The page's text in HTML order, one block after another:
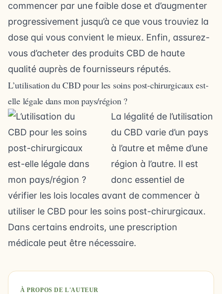
commencer par une faible dose et d’augmenter
progressivement jusqu’à ce que vous trouviez la
dose qui vous convient le mieux. Enfin, assurez-
vous d’acheter des produits CBD de haute
qualité auprès de fournisseurs réputés.
L’utilisation du CBD pour les soins post-chirurgicaux est-
elle légale dans mon pays/région ?
La légalité de l’utilisation
du CBD varie d’un pays
à l’autre et même d’une
région à l’autre. Il est
donc essentiel de
vérifier les lois locales avant de commencer à
utiliser le CBD pour les soins post-chirurgicaux.
Dans certains endroits, une prescription
médicale peut être nécessaire.
À PROPOS DE L'AUTEUR